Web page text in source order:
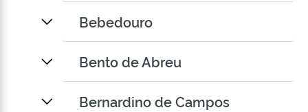
Bebedouro
Bento de Abreu
Bernardino de Campos